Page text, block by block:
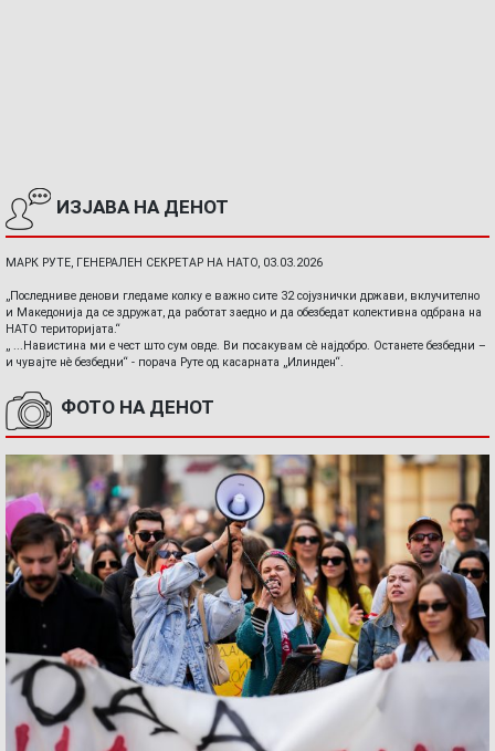
ИЗЈАВА НА ДЕНОТ
МАРК РУТЕ, ГЕНЕРАЛЕН СЕКРЕТАР НА НАТО, 03.03.2026
„Последниве денови гледаме колку е важно сите 32 сојузнички држави, вклучително
и Македонија да се здружат, да работат заедно и да обезбедат колективна одбрана на
НАТО територијата.“
„ ...Навистина ми е чест што сум овде. Ви посакувам сè најдобро. Останете безбедни –
и чувајте нè безбедни“ - порача Руте од касарната „Илинден“.
ФОТО НА ДЕНОТ